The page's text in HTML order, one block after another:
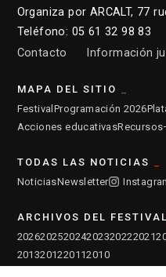
Organiza por ARCALT, 77
Teléfono: 05 61 32 98 83
Contacto
Información
MAPA DEL SITIO
Festival Programación 2026
Acciones educativasRecursos
TODAS LAS NOTICIAS
NoticiasNewsletter
ARCHIVOS DEL FESTIVAL
202620252024202320222021
2013201220112010